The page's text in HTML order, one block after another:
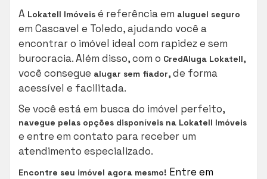
A Lokatell Imóveis é referência em aluguel seguro
em Cascavel e Toledo, ajudando você a
encontrar o imóvel ideal com rapidez e sem
burocracia. Além disso, com o CredAluga Lokatell,
você consegue alugar sem fiador, de forma
acessível e facilitada.
Se você está em busca do imóvel perfeito,
navegue pelas opções disponíveis na Lokatell Imóveis
e entre em contato para receber um
atendimento especializado.
Encontre seu imóvel agora mesmo! Entre em